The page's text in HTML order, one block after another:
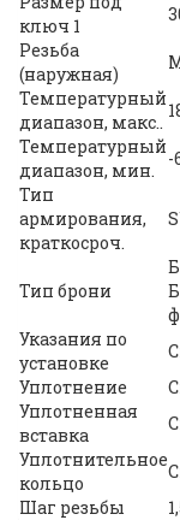
ключ 1
Резьба
(наружная)
Температурный
диапазон, макс..
Температурный
диапазон, мин.
-
Тип
армирования,
краткосроч.
Тип брони
Указания по
установке
Уплотнение
Уплотненная
вставка
Уплотнительное
кольцо
Шаг резьбы